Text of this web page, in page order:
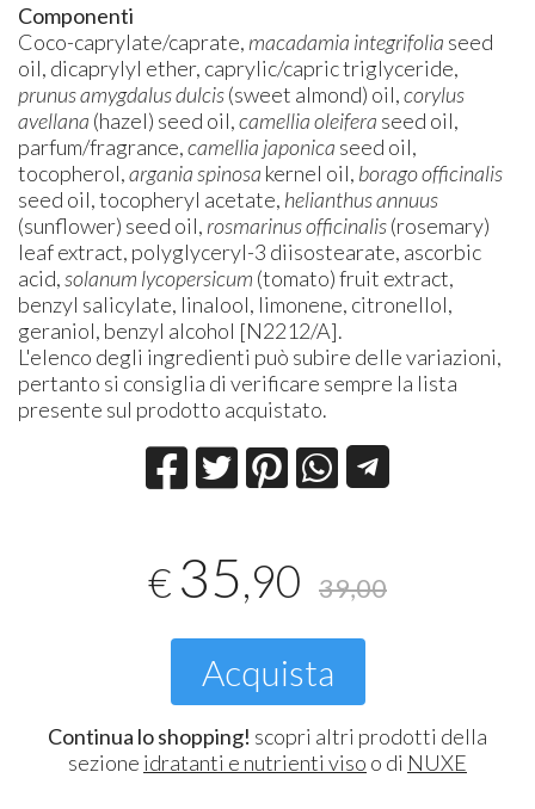
Componenti
Coco-caprylate/caprate, macadamia integrifolia seed
oil, dicaprylyl ether, caprylic/capric triglyceride,
prunus amygdalus dulcis(sweet almond) oil,corylus
avellana (hazel) seed oil,camellia oleifera seed oil,
parfum/fragrance,camellia japonica seed oil,
tocopherol,argania spinosa kernel oil, borago officinalis
seed oil, tocopheryl acetate, helianthus annuus
(sunflower) seed oil, rosmarinus officinalis(rosemary)
leaf extract, polyglyceryl-3 diisostearate, ascorbic
acid,solanum lycopersicum (tomato) fruit extract,
benzyl salicylate, linalool, limonene, citronellol,
geraniol, benzyl alcohol [N2212/A].
L'elenco degli ingredienti può subire delle variazioni,
pertanto si consiglia di verificare sempre la lista
presente sul prodotto acquistato.
€ 35,90 39,00
Acquista
Continua lo shopping! scopri altri prodotti della
sezione idratanti e nutrienti viso o di NUXE